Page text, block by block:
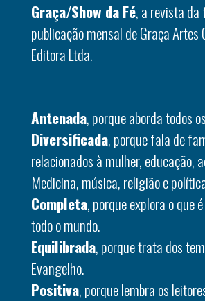
Graça/Show da Fé, a revista
publicação mensal de Graça Artes
Editora Ltda.
Antenada, porque aborda todos
Diversificada, porque fala de
relacionados à mulher, educação,
Medicina, música, religião e
Completa, porque explora o que
todo o mundo.
Equilibrada, porque trata dos
Evangelho.
Positiva, porque lembra os